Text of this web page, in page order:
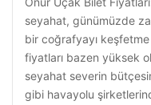
seyahat, günümüzde
bir coğrafyayı
fiyatları bazen yüksek
seyahat severin
gibi havayolu